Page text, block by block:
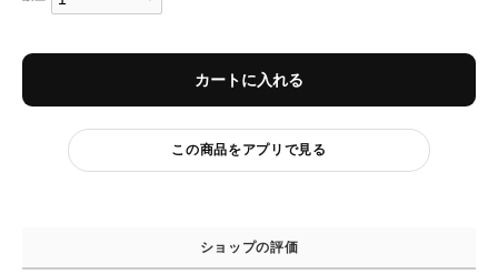
カートに入れる
この商品をアプリで見る
ショップの評価